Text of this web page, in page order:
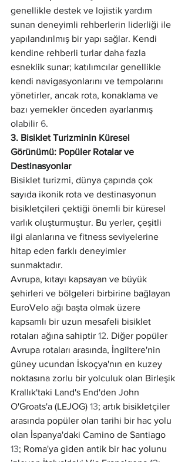
genellikle destek ve lojistik yardım
sunan deneyimli rehberlerin liderliği ile
yapılandırılmış bir yapı sağlar. Kendi
kendine rehberli turlar daha fazla
esneklik sunar; katılımcılar genellikle
kendi navigasyonlarını ve tempolarını
yönetirler, ancak rota, konaklama ve
bazı yemekler önceden ayarlanmış
olabilir 6.
3. Bisiklet Turizminin Küresel
Görünümü: Popüler Rotalar ve
Destinasyonlar
Bisiklet turizmi, dünya çapında çok
sayıda ikonik rota ve destinasyonun
bisikletçileri çektiği önemli bir küresel
varlık oluşturmuştur. Bu yerler, çeşitli
ilgi alanlarına ve fitness seviyelerine
hitap eden farklı deneyimler
sunmaktadır.
Avrupa, kıtayı kapsayan ve büyük
şehirleri ve bölgeleri birbirine bağlayan
EuroVelo ağı başta olmak üzere
kapsamlı bir uzun mesafeli bisiklet
rotaları ağına sahiptir 12. Diğer popüler
Avrupa rotaları arasında, İngiltere'nin
güney ucundan İskoçya'nın en kuzey
noktasına zorlu bir yolculuk olan Birleşik
Krallık'taki Land's End'den John
O'Groats'a (LEJOG) 13; artık bisikletçiler
arasında popüler olan tarihi bir hac yolu
olan İspanya'daki Camino de Santiago
13; Roma'ya giden antik bir hac yolunu